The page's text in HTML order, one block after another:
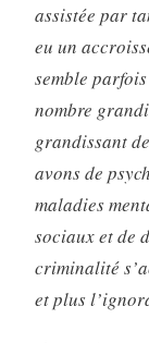
assistée par
eu un
semble
nombre
grandissant
avons de
maladies
sociaux et de
criminalité
et plus